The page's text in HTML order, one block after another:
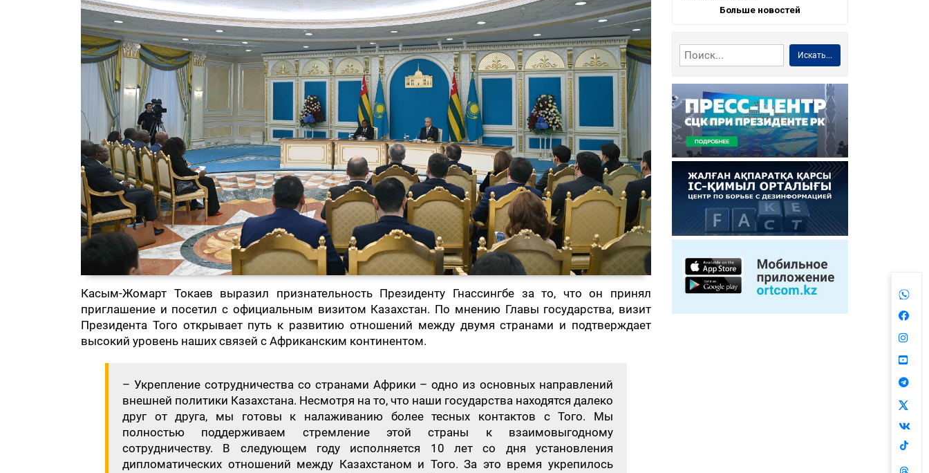
Касым-Жомарт Токаев выразил признательность Президенту Гнассингбе за то, что он принял
приглашение и посетил с официальным визитом Казахстан. По мнению Главы государства, визит
Президента Того открывает путь к развитию отношений между двумя странами и подтверждает
высокий уровень наших связей с Африканским континентом.
– Укрепление сотрудничества со странами Африки – одно из основных направлений
внешней политики Казахстана. Несмотря на то, что наши государства находятся далеко
друг от друга, мы готовы к налаживанию более тесных контактов с Того. Мы
полностью поддерживаем стремление этой страны к взаимовыгодному
сотрудничеству. В следующем году исполняется 10 лет со дня установления
дипломатических отношений между Казахстаном и Того. За это время укрепилось
Больше новостей
Искать...